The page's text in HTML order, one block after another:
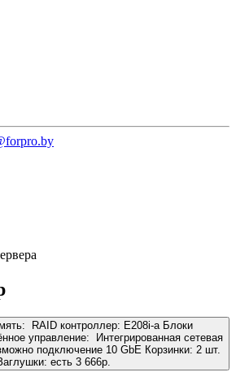
RAID контроллер: E208i-a Блоки
управление:
Интегрированная сетевая
подключение 10 GbE Корзинки: 2 шт.
есть 3 666р.